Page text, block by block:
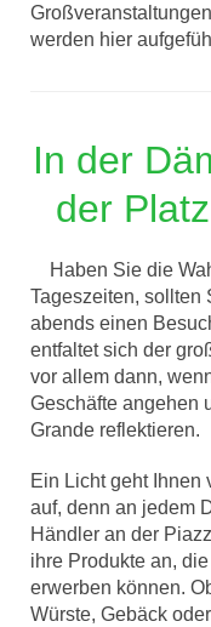
werden hier
In der
der
Haben Sie die
Tageszeiten, sollten
abends einen
entfaltet sich der
vor allem dann,
Geschäfte angehen
Grande reflektieren.
Ein Licht geht Ihnen
auf, denn an jedem
Händler an der
ihre Produkte an,
erwerben können.
Würste, Gebäck